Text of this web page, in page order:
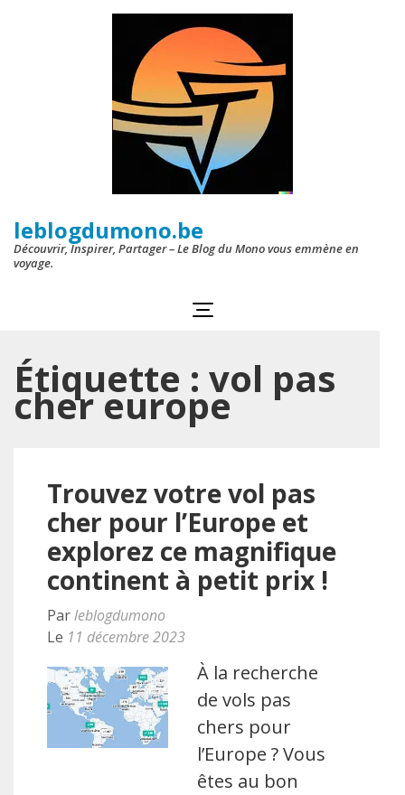
leblogdumono.be
Découvrir, Inspirer, Partager – Le Blog du Mono vous emmène en
voyage.
Étiquette : vol pas
cher europe
Trouvez votre vol pas
cher pour l’Europe et
explorez ce magnifique
continent à petit prix !
Parleblogdumono
Le 11 décembre 2023
À la recherche
de vols pas
chers pour
l’Europe ? Vous
êtes au bon